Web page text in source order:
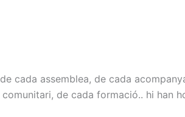
cada assemblea, de cada
de cada formació.. hi han